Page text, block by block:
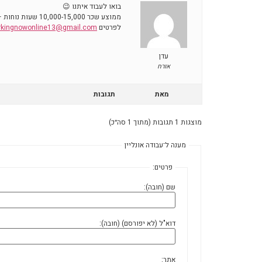
עדן
אורח
בואו לעבוד איתנו 😉
ממוצע שכר 10,000-15,000 שעות נוחות – 09:00-17:00 , יש לנו סניפים בכל הארץ
לפרטים
מאת תגובות
מוצגות 1 תגובות (מתוך 1 סה״כ)
מענה ל־עבודה אונליין
פרטים:
שם (חובה):
דוא"ל (לא יפורסם) (חובה):
אתר: